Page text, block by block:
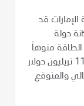
قد
دولة
الطاقة منوهاً
إلى أن العالم يحتاج إلى استثمارات بحوالي 11 تريليون دولار
والمتوقع